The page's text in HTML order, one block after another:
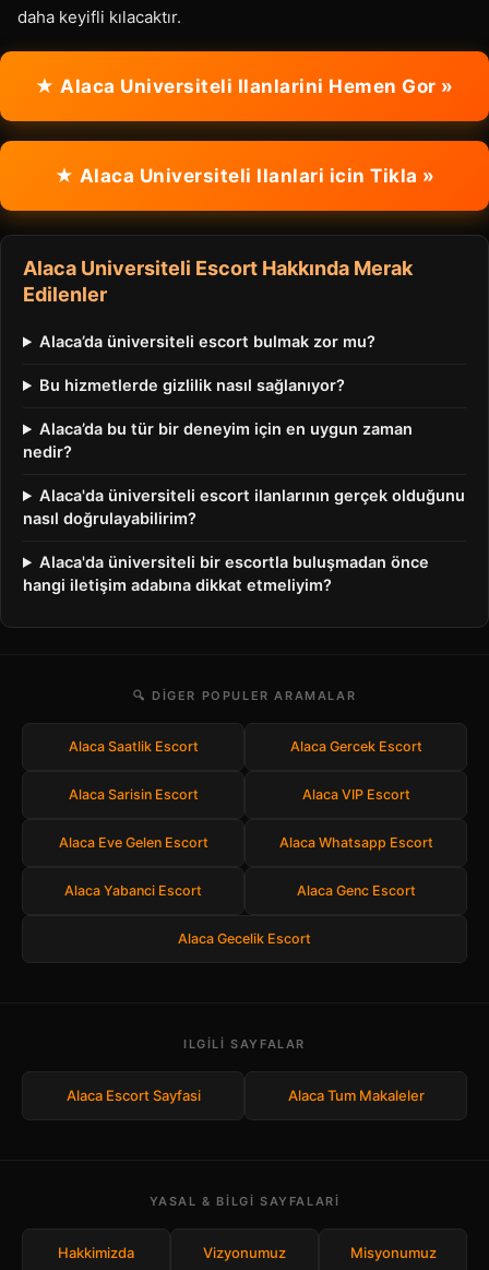
daha keyifli kılacaktır.
★ Alaca Universiteli Ilanlarini Hemen Gor »
★ Alaca Universiteli Ilanlari icin Tikla »
Alaca Universiteli Escort Hakkında Merak
Edilenler
Alaca’da üniversiteli escort bulmak zor mu?
Bu hizmetlerde gizlilik nasıl sağlanıyor?
Alaca’da bu tür bir deneyim için en uygun zaman
nedir?
Alaca'da üniversiteli escort ilanlarının gerçek olduğunu
nasıl doğrulayabilirim?
Alaca'da üniversiteli bir escortla buluşmadan önce
hangi iletişim adabına dikkat etmeliyim?
🔍 DIGER POPULER ARAMALAR
Alaca Saatlik Escort Alaca Gercek Escort
Alaca Sarisin Escort Alaca VIP Escort
Alaca Eve Gelen Escort Alaca Whatsapp Escort
Alaca Yabanci Escort Alaca Genc Escort
Alaca Gecelik Escort
ILGILI SAYFALAR
Alaca Escort Sayfasi Alaca Tum Makaleler
YASAL & BILGI SAYFALARI
Hakkimizda Vizyonumuz Misyonumuz